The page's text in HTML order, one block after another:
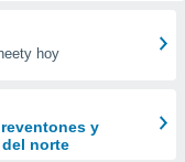
hoy
y
norte